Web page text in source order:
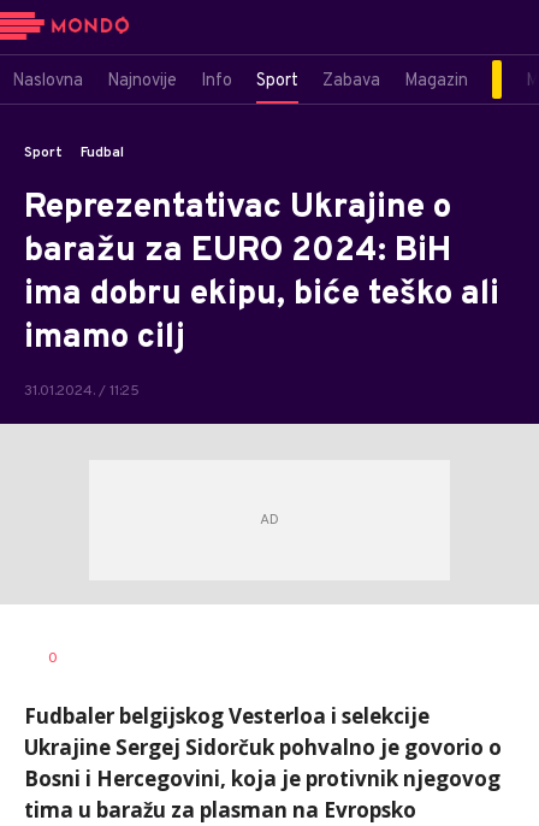
Naslovna Najnovije Info Sport Zabava Magazin
Sport Fudbal
Reprezentativac Ukrajine o
baražu za EURO 2024: BiH
ima dobru ekipu, biće teško ali
imamo cilj
31.01.2024. / 11:25
AUTOR
0
Fudbaler belgijskog Vesterloa i selekcije
Ukrajine Sergej Sidorčuk pohvalno je govorio o
Bosni i Hercegovini, koja je protivnik njegovog
tima u baražu za plasman na Evropsko